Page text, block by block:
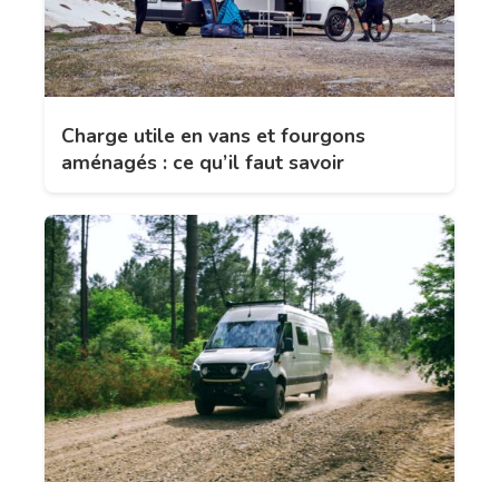
Charge utile en vans et fourgons
aménagés : ce qu’il faut savoir